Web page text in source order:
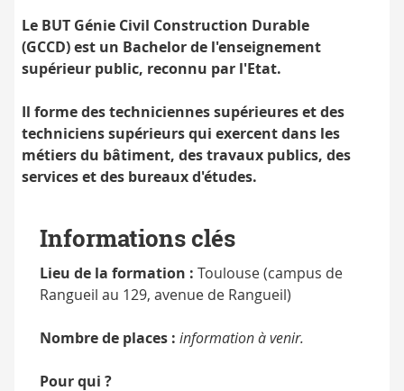
Le BUT Génie Civil Construction Durable
(GCCD)est un Bachelor de l'enseignement
supérieur public, reconnu par l'Etat.
Il forme des techniciennes supérieures et des
techniciens supérieurs qui exercent dans les
métiers du bâtiment, des travaux publics, des
services et des bureaux d'études.
Informations clés
Lieu de la formation : Toulouse (campus de
Rangueil au 129, avenue de Rangueil)
Nombre de places : information à venir.
Pour qui ?